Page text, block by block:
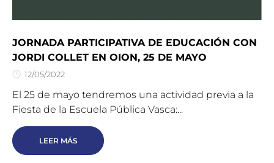
JORNADA PARTICIPATIVA DE EDUCACIÓN CON
JORDI COLLET EN OION, 25 DE MAYO
12/05/2022
El 25 de mayo tendremos una actividad previa a la
Fiesta de la Escuela Pública Vasca:...
LEER MÁS